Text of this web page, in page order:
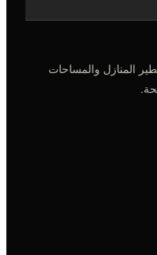
المنازل والمساحات